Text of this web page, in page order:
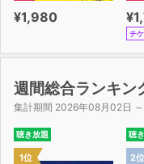
¥1,980
チ
週間総合ランキン
集計期間 2026年08月02日
聴き放題
1位
聴
2位